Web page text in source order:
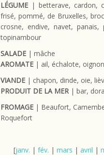
LÉGUME | betterave, cardon,
frisé, pommé, de Bruxelles,
crosne, endive, navet,
topinambour
SALADE | mâche
AROMATE | ail, échalote, oignon
VIANDE | chapon, dinde, oie,
PRODUIT DE LA MER| bar,
FROMAGE | Beaufort,
Roquefort
[janv. | fév. | mars | avril |